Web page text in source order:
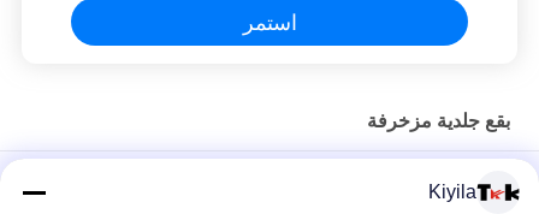
استمر
بقع جلدية مزخرفة
الملحقات العلامة المعلقة لملابس
Kiyila